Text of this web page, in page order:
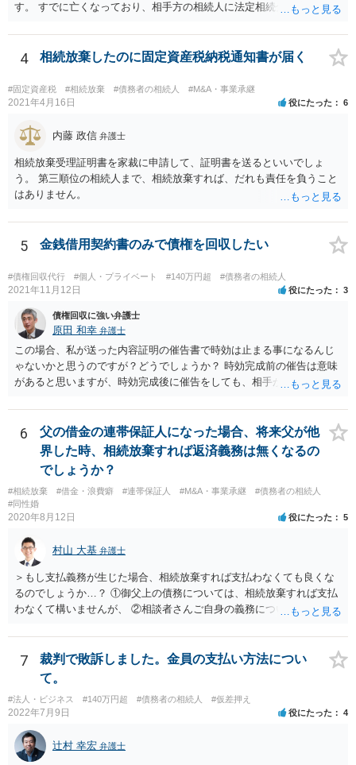
す。 すでに亡くなっており、相手方の相続人に法定相続分に応じて請
が難しくなります。 お早めに相続人に請求していくか、それが難しい
場合は、弁護士に相談されるのがよろしいかと思います。
4 相続放棄したのに固定資産税納税通知書が届く
#固定資産税 #相続放棄 #債務者の相続人 #M&A・事業承継
2021年4月16日 役にたった 6
内藤 政信 弁護士
相続放棄受理証明書を家裁に申請して、証明書を送るといいでしょ
う。 第三順位の相続人まで、相続放棄すれば、だれも責任を負うこと
はありません。
5 金銭借用契約書のみで債権を回収したい
#債権回収代行 #個人・プライベート #140万円超 #債務者の相続人
2021年11月12日 役にたった 3
債権回収に強い弁護士
原田 和幸 弁護士
この場合、私が送った内容証明の催告書で時効は止まる事になるんじ
ゃないかと思うのですが？どうでしょうか？ 時効完成前の催告は意味
があると思いますが、時効完成後に催告をしても、相手が時効の援用
6
父の借金の連帯保証人になった場合、将来父が他
界した時、相続放棄すれば返済義務は無くなるの
でしょうか？
#相続放棄 #借金・浪費癖 #連帯保証人 #M&A・事業承継
#債務者の相続人
#同性婚
2020年8月12日 役にたった 5
村山 大基 弁護士
＞もし支払義務が生じた場合、相続放棄すれば支払わなくても良くな
るのでしょうか…？ ①御父上の債務については、相続放棄すれば支払
わなくて構いませんが、 ②相談者さんご自身の義務については、契約
いないので何とも言えません。 そもそも、何の義務も負わないなら、
印鑑証明まで用意して推定相続人にサインさせる意味もないような気
がします。 もし何らかの義務を相続放棄しても負う内容だと困ります
します。
7
裁判で敗訴しました。金員の支払い方法につい
て。
#法人・ビジネス #140万円超 #債務者の相続人 #仮差押え
2022年7月9日 役にたった 4
辻村 幸宏 弁護士